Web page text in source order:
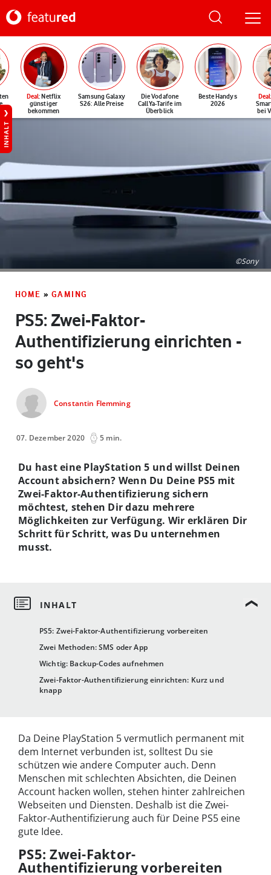
Deal: Netflix
günstiger
bekommen
Samsung Galaxy
S26: Alle Preise
Die Vodafone
CallYa-Tarife im
Überblick
Beste Handys
2026
Deal
bei
INHALT
©Sony
HOME » GAMING
PS5: Zwei-Faktor-
Authentifizierung einrichten -
so geht's
Constantin Flemming
07. Dezember 2020 5 min.
PS5: Zwei-Faktor-Authentifizierung vorbereiten
Zwei Methoden: SMS oder App
Wichtig: Backup-Codes aufnehmen
Zwei-Faktor-Authentifizierung einrichten: Kurz und
knapp
Du hast eine PlayStation 5 und willst Deinen
Account absichern? Wenn Du Deine PS5 mit
Zwei-Faktor-Authentifizierung sichern
möchtest, stehen Dir dazu mehrere
Möglichkeiten zur Verfügung. Wir erklären Dir
Schritt für Schritt, was Du unternehmen
musst.
Da Deine PlayStation 5 vermutlich permanent mit
dem Internet verbunden ist, solltest Du sie
schützen wie andere Computer auch. Denn
Menschen mit schlechten Absichten, die Deinen
Account hacken wollen, stehen hinter zahlreichen
Webseiten und Diensten. Deshalb ist die Zwei-
Faktor-Authentifizierung auch für Deine PS5 eine
gute Idee.
PS5: Zwei-Faktor-
Authentifizierung vorbereiten